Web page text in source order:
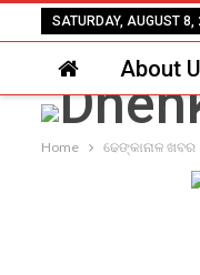
SATURDAY, AUGUST 8,
About
Home ଢେଙ୍କାନାଳ ଖବର